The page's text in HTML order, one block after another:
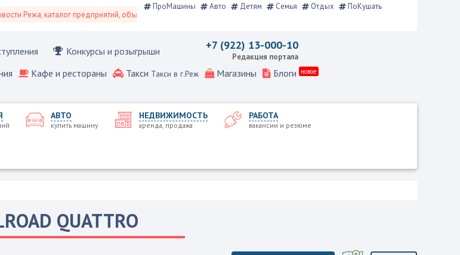
каталог предприятий, объявления, Режевской справочник
ПроМашины Авто Детям Семья Отдых ПоКушать
Конкурсы и розыгрыши +7 (922) 13-000-10
Редакция портала
Кафе и рестораны Такси Такси в г.Реж Магазины Блоги новое
АВТО
купить машину
НЕДВИЖИМОСТЬ
аренда, продажа
РАБОТА
вакансии и резюме
QUATTRO